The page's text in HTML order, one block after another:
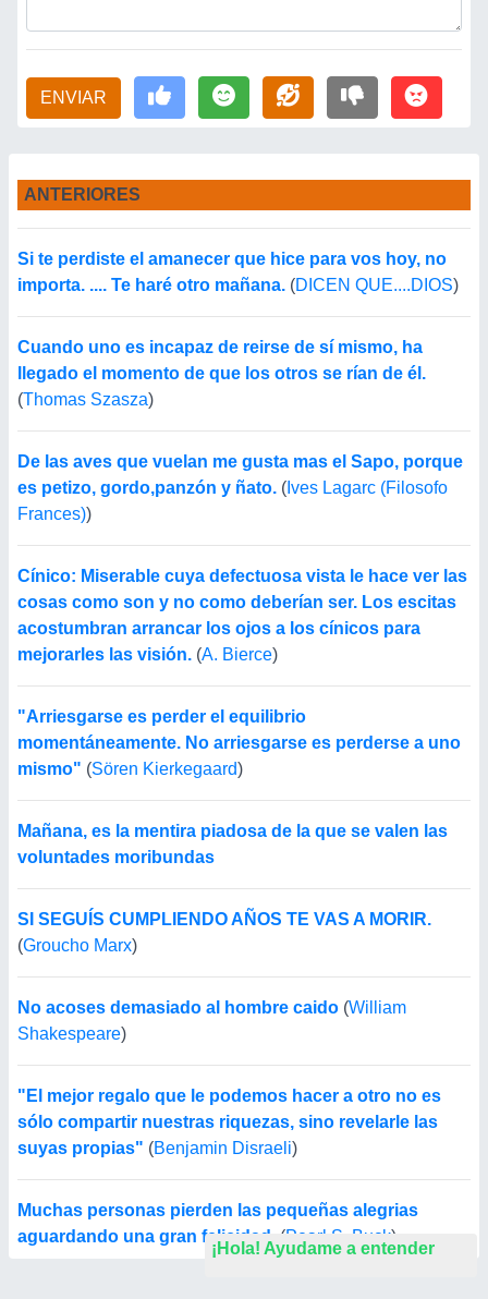
¡Hola! Ayudame a entender
ENVIAR
ANTERIORES
Si te perdiste el amanecer que hice para vos hoy, no
importa. .... Te haré otro mañana. (DICEN QUE....DIOS)
Cuando uno es incapaz de reirse de sí mismo, ha
llegado el momento de que los otros se rían de él.
(Thomas Szasza)
De las aves que vuelan me gusta mas el Sapo, porque
es petizo, gordo,panzón y ñato. ( Ives Lagarc (Filosofo
Frances))
Cínico: Miserable cuya defectuosa vista le hace ver las
cosas como son y no como deberían ser. Los escitas
acostumbran arrancar los ojos a los cínicos para
mejorarles las visión. (A. Bierce)
"Arriesgarse es perder el equilibrio
momentáneamente. No arriesgarse es perderse a uno
mismo" (Sören Kierkegaard)
Mañana, es la mentira piadosa de la que se valen las
voluntades moribundas
SI SEGUÍS CUMPLIENDO AÑOS TE VAS A MORIR.
(Groucho Marx)
No acoses demasiado al hombre caido (William
Shakespeare)
"El mejor regalo que le podemos hacer a otro no es
sólo compartir nuestras riquezas, sino revelarle las
suyas propias" (Benjamin Disraeli)
Muchas personas pierden las pequeñas alegrias
aguardando una gran felicidad. (Pearl S. Buck)